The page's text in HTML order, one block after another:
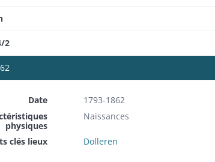
2
Date
1793-1862
physiques
Naissances
clés lieux Dolleren